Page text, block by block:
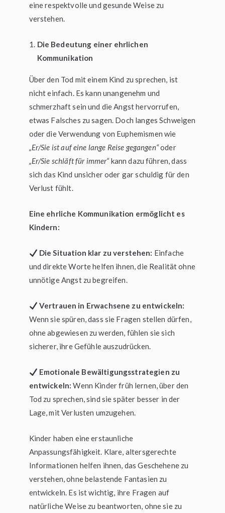
eine respektvolle und gesunde Weise zu
verstehen.
Die Bedeutung einer ehrlichen
Kommunikation
Über den Tod mit einem Kind zu sprechen, ist
nicht einfach. Es kann unangenehm und
schmerzhaft sein und die Angst hervorrufen,
etwas Falsches zu sagen. Doch langes Schweigen
oder die Verwendung von Euphemismen wie
„Er/Sie ist auf eine lange Reise gegangen“oder
„Er/Sie schläft für immer“kann dazu führen, dass
sich das Kind unsicher oder gar schuldig für den
Verlust fühlt.
Eine ehrliche Kommunikation ermöglicht es
Kindern:
Die Situation klar zu verstehen: Einfache
und direkte Worte helfen ihnen, die Realität ohne
unnötige Angst zu begreifen.
Vertrauen in Erwachsene zu entwickeln:
Wenn sie spüren, dass sie Fragen stellen dürfen,
ohne abgewiesen zu werden, fühlen sie sich
sicherer, ihre Gefühle auszudrücken.
Emotionale Bewältigungsstrategien zu
entwickeln: Wenn Kinder früh lernen, über den
Tod zu sprechen, sind sie später besser in der
Lage, mit Verlusten umzugehen.
Kinder haben eine erstaunliche
Anpassungsfähigkeit. Klare, altersgerechte
Informationen helfen ihnen, das Geschehene zu
verstehen, ohne belastende Fantasien zu
entwickeln. Es ist wichtig, ihre Fragen auf
natürliche Weise zu beantworten, ohne sie zu